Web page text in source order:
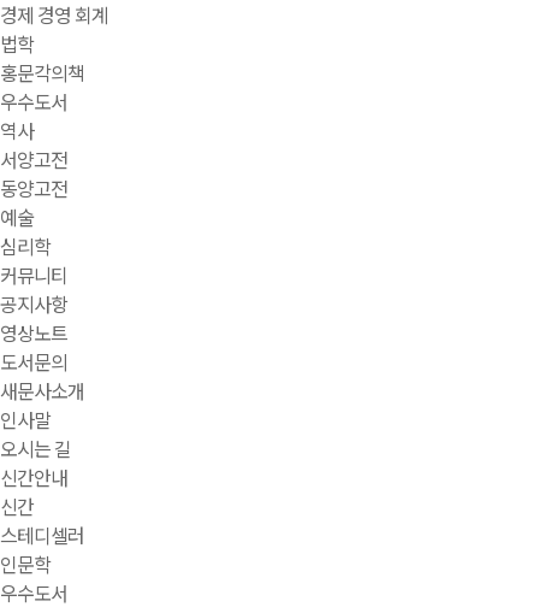
경제 경영 회계
법학
홍문각의책
우수도서
역사
서양고전
동양고전
예술
심리학
커뮤니티
공지사항
영상노트
도서문의
새문사소개
인사말
오시는 길
신간안내
신간
스테디셀러
인문학
우수도서